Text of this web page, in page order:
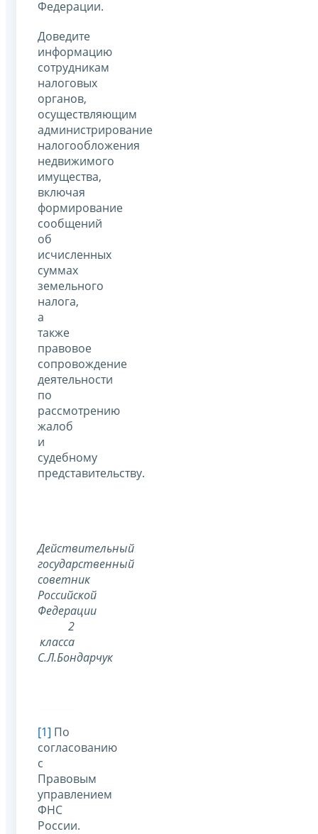
Федерации.
Доведите
информацию
сотрудникам
налоговых
органов,
осуществляющим
администрирование
налогообложения
недвижимого
имущества,
включая
формирование
сообщений
об
исчисленных
суммах
земельного
налога,
а
также
правовое
сопровождение
деятельности
по
рассмотрению
жалоб
и
судебному
представительству.
Действительный
государственный
советник
Российской
Федерации
2
класса
С.Л.Бондарчук
[1] По
согласованию
с
Правовым
управлением
ФНС
России.